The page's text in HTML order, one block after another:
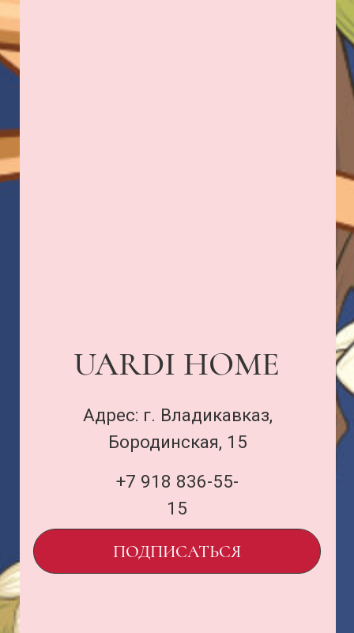
uardi@inbox.ru
ООО «Семья Проектов Уарди»
ОГРН 1231500005560
и политика